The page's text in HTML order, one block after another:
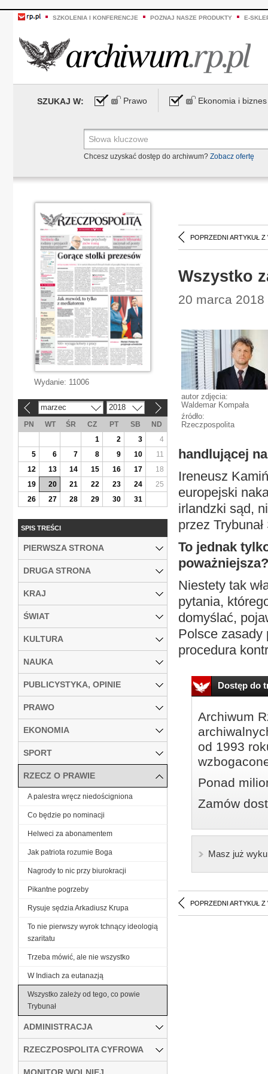
SZKOLENIA I KONFERENCJE POZNAJ NASZE PRODUKTY E-
SZUKAJ W: Prawo Ekonomia i biznes
Chcesz uzyskać dostęp do archiwum? Zobacz ofertę
POPRZEDNI ARTYKUŁ Z
Wszystko
20 marca
autor zdjęcia:
Waldemar Kompała
źródło:
Rzeczpospolita
handlującej
Ireneusz
europejski
irlandzki sąd,
przez
To jednak
poważniejsza?
Niestety tak
pytania,
domyślać,
Polsce zasady
procedura
Dostęp do
Archiwum
od 1993
Ponad
Zamów
Masz już
POPRZEDNI ARTYKUŁ Z
Wydanie: 11006
marzec 2018
PN WT ŚR CZ PT SB
ND
1
2 3
4
5
6 7 8 9 10
11
12
13 14 15 16 17
18
19
20 21 22 23 24
25
26
27 28 29 30 31
SPIS TREŚCI
PIERWSZA STRONA
DRUGA STRONA
KRAJ
ŚWIAT
KULTURA
NAUKA
PUBLICYSTYKA, OPINIE
PRAWO
EKONOMIA
SPORT
RZECZ O PRAWIE
A palestra wręcz niedościgniona
Co będzie po nominacji
Helweci za abonamentem
Jak patriota rozumie Boga
Nagrody to nic przy biurokracji
Pikantne pogrzeby
Rysuje sędzia Arkadiusz Krupa
To nie pierwszy wyrok tchnący ideologią
szaritatu
Trzeba mówić, ale nie wszystko
W Indiach za eutanazją
Wszystko zależy od tego, co powie
Trybunał
ADMINISTRACJA
RZECZPOSPOLITA CYFROWA
MONITOR WOLNIEJ